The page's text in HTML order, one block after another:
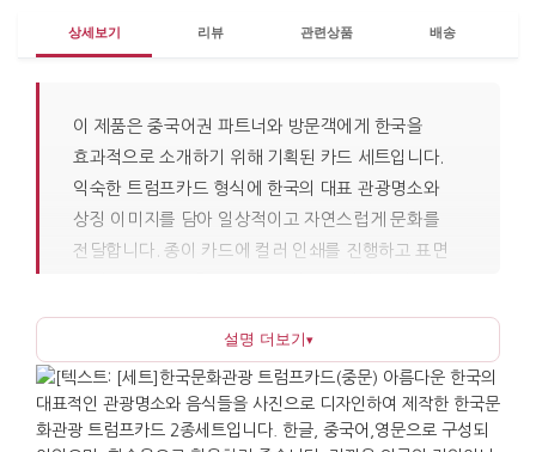
상세보기 리뷰 관련상품 배송
이 제품은 중국어권 파트너와 방문객에게 한국을
효과적으로 소개하기 위해 기획된 카드 세트입니다.
익숙한 트럼프카드 형식에 한국의 대표 관광명소와
상징 이미지를 담아 일상적이고 자연스럽게 문화를
전달합니다. 종이 카드에 컬러 인쇄를 진행하고 표면
정보 구성으로 한눈에 한국의 주요 관광 콘텐츠를
파악할 수 있습니다. 특히 중문 표기가 포함되어 있어
추가 설명 없이도 이미지를 이해하기 쉽고, 받는
사람의 언어에 맞춘 세심한 배려가 담겨 있습니다.
설명 더보기▾